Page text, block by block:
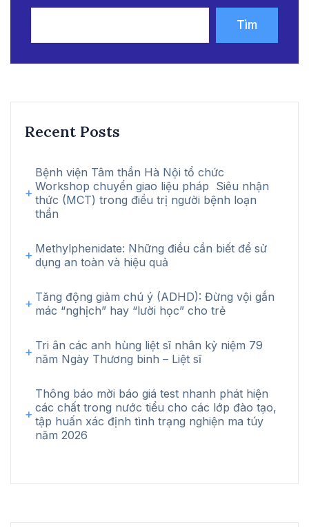
Tìm
kiếm
Recent Posts
Bệnh viện Tâm thần Hà Nội tổ chức
Workshop chuyển giao liệu pháp Siêu nhận
thức (MCT) trong điều trị người bệnh loạn
thần
Methylphenidate: Những điều cần biết để sử
dụng an toàn và hiệu quả
Tăng động giảm chú ý (ADHD): Đừng vội gắn
mác “nghịch” hay “lười học” cho trẻ
Tri ân các anh hùng liệt sĩ nhân kỷ niệm 79
năm Ngày Thương binh – Liệt sĩ
Thông báo mời báo giá test nhanh phát hiện
các chất trong nước tiểu cho các lớp đào tạo,
tập huấn xác định tình trạng nghiện ma túy
năm 2026